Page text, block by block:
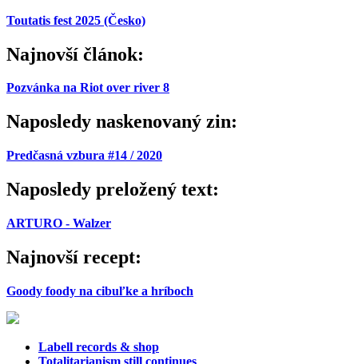
Toutatis fest 2025 (Česko)
Najnovší článok:
Pozvánka na Riot over river 8
Naposledy naskenovaný zin:
Predčasná vzbura #14 / 2020
Naposledy preložený text:
ARTURO - Walzer
Najnovší recept:
Goody foody na cibuľke a hríboch
Labell records & shop
Totalitarianism still continues